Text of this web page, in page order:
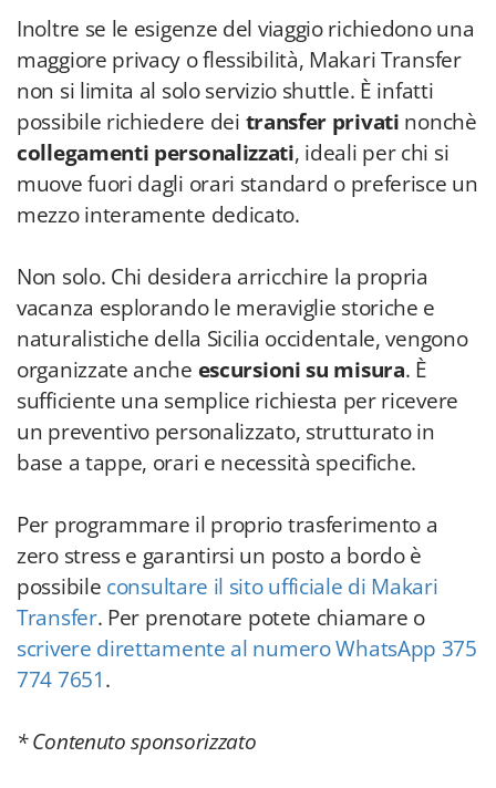
Inoltre se le esigenze del viaggio richiedono una
maggiore privacy o flessibilità, Makari Transfer
non si limita al solo servizio shuttle. È infatti
possibile richiedere dei transfer privati nonchè
collegamenti personalizzati, ideali per chi si
muove fuori dagli orari standard o preferisce un
mezzo interamente dedicato.
Non solo. Chi desidera arricchire la propria
vacanza esplorando le meraviglie storiche e
naturalistiche della Sicilia occidentale, vengono
organizzate anche escursioni su misura. È
sufficiente una semplice richiesta per ricevere
un preventivo personalizzato, strutturato in
base a tappe, orari e necessità specifiche.
Per programmare il proprio trasferimento a
zero stress e garantirsi un posto a bordo è
possibile consultare il sito ufficiale di Makari
Transfer. Per prenotare potete chiamare o
scrivere direttamente al numero WhatsApp 375
774 7651.
* Contenuto sponsorizzato